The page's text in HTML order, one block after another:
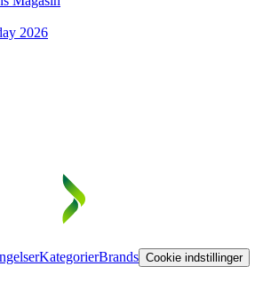
2026
KategorierBrands Cookie indstillinger